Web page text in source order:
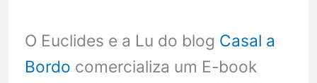
O Euclides e a Lu do blog Casal a
Bordo comercializa um E-book